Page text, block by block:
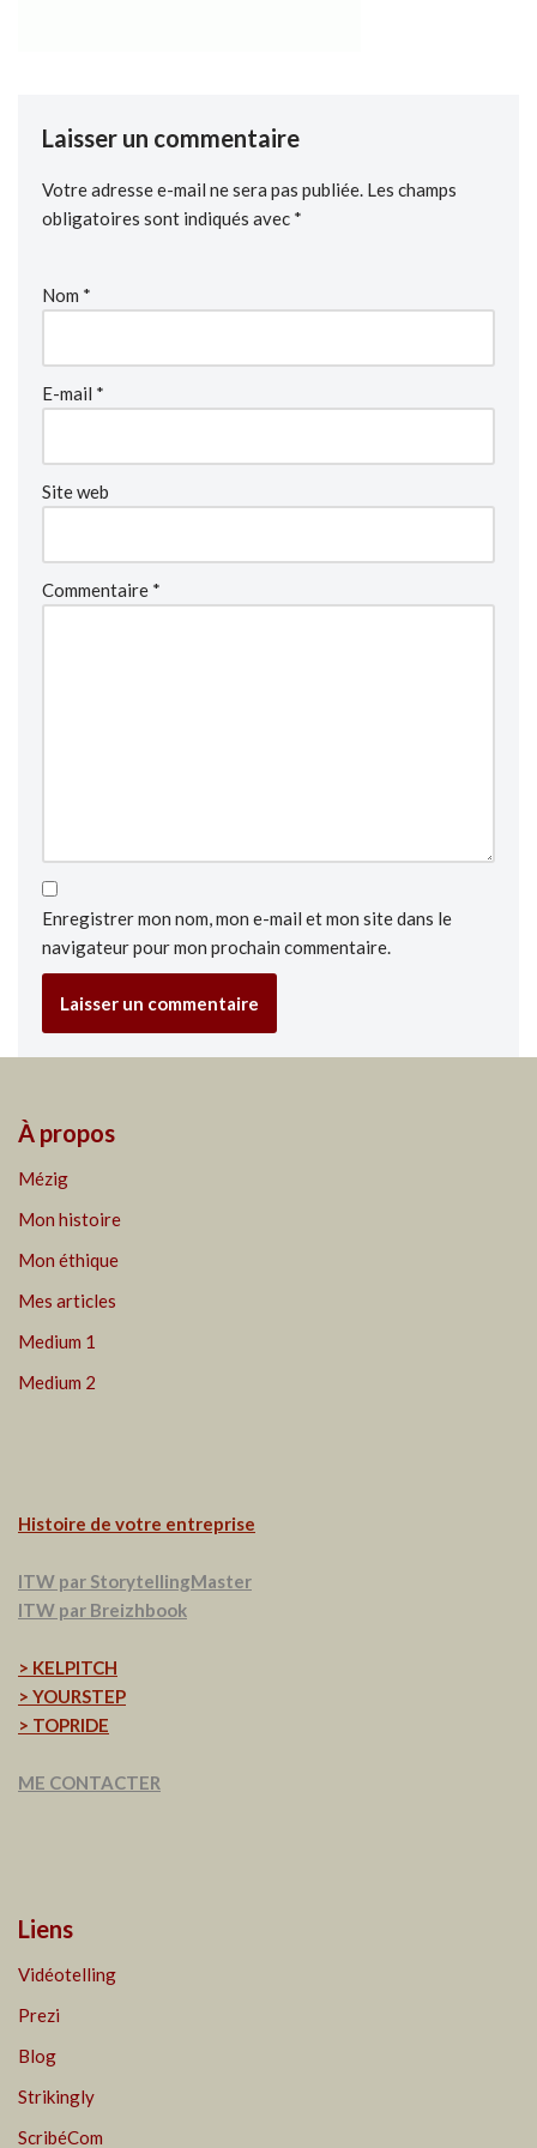
Laisser un commentaire
Votre adresse e-mail ne sera pas publiée. Les champs
obligatoires sont indiqués avec *
Nom *
E-mail *
Site web
Commentaire *
Enregistrer mon nom, mon e-mail et mon site dans le
navigateur pour mon prochain commentaire.
À propos
Mézig
Mon histoire
Mon éthique
Mes articles
Medium 1
Medium 2
Histoire de votre entreprise
ITW par StorytellingMaster
ITW par Breizhbook
> KELPITCH
> YOURSTEP
> TOPRIDE
ME CONTACTER
Liens
Vidéotelling
Prezi
Blog
Strikingly
ScribéCom